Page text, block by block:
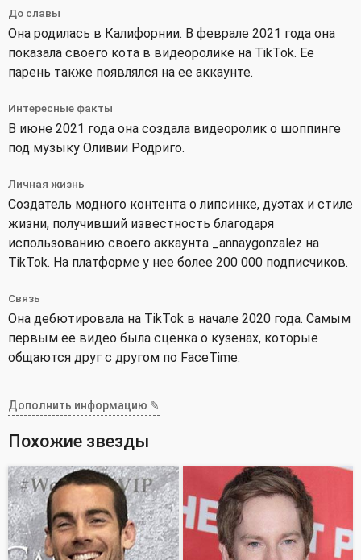
До славы
Она родилась в Калифорнии. В феврале 2021 года она
показала своего кота в видеоролике на TikTok. Ее
парень также появлялся на ее аккаунте.
Интересные факты
В июне 2021 года она создала видеоролик о шоппинге
под музыку Оливии Родриго.
Личная жизнь
Создатель модного контента о липсинке, дуэтах и стиле
жизни, получивший известность благодаря
использованию своего аккаунта _annaygonzalez на
TikTok. На платформе у нее более 200 000 подписчиков.
Связь
Она дебютировала на TikTok в начале 2020 года. Самым
первым ее видео была сценка о кузенах, которые
общаются друг с другом по FaceTime.
Дополнить информацию ✎
Похожие звезды